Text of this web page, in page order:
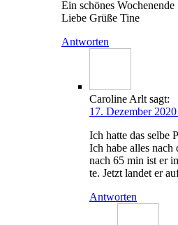
Ein schö­nes Wochenende
Lie­be Grü­ße Tine
Antworten
Caroline Arlt sagt:
17. Dezember
Ich hat­te das sel­be
Ich habe alles nach
nach 65 min ist er
te. Jetzt lan­det er
Antworten